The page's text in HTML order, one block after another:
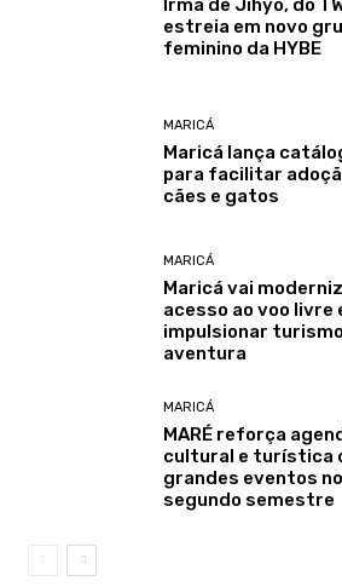
Irmã de Jihyo, do
estreia em novo
feminino da HYBE
MARICÁ
Maricá lança
para facilitar
cães e gatos
MARICÁ
Maricá vai
acesso ao voo livre
impulsionar
aventura
MARICÁ
MARÉ reforça
cultural e turística
grandes eventos no
segundo semestre